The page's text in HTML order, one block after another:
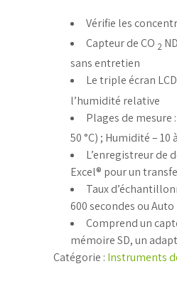
Vérifie les
Capteur de CO 2
sans entretien
Le triple écran
l’humidité relative
Plages de mesure :
50 °C) ; Humidité – 10
L’enregistreur de
Excel® pour un
Taux
600 secondes ou Auto
Comprend un
mémoire SD, un
Catégorie : Instruments